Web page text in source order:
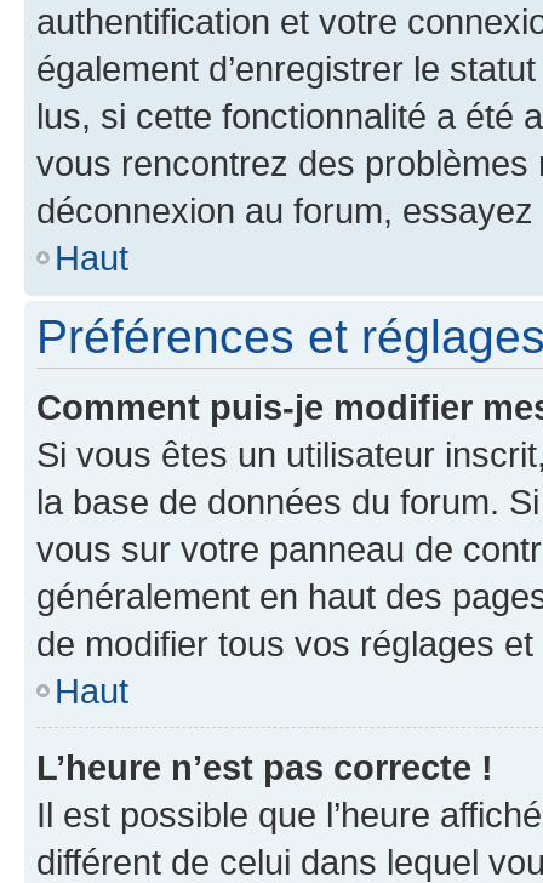
authentification et votre
également d’enregistrer le
lus, si cette fonctionnalité a été
vous rencontrez des
déconnexion au forum,
Haut
Préférences et
Comment puis-je modifier
Si vous êtes un utilisateur
la base de données du forum.
vous sur votre panneau de
généralement en haut des
de modifier tous vos réglages
Haut
L’heure n’est pas correcte !
Il est possible que l’heure
différent de celui dans lequel